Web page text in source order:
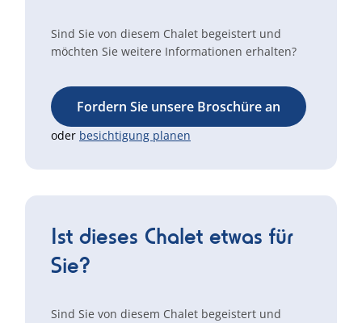
Sind Sie von diesem Chalet begeistert und
möchten Sie weitere Informationen erhalten?
Fordern Sie unsere Broschüre an
oder besichtigung planen
Ist dieses Chalet etwas für
Sie?
Sind Sie von diesem Chalet begeistert und